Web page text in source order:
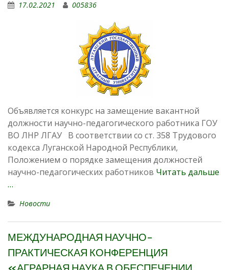
17.02.2021 005836
Объявляется конкурс на замещение вакантной
должности научно-педагогического работника ГОУ
ВО ЛНР ЛГАУ В соответствии со ст. 358 Трудового
кодекса Луганской Народной Республики,
Положением о порядке замещения должностей
научно-педагогических работников Читать дальше
…
Новости
МЕЖДУНАРОДНАЯ НАУЧНО-
ПРАКТИЧЕСКАЯ КОНФЕРЕНЦИЯ
«АГРАРНАЯ НАУКА В ОБЕСПЕЧЕНИИ